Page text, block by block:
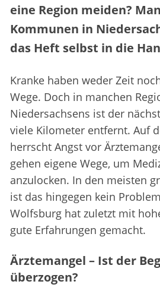
eine Region meiden?
Kommunen in
das Heft selbst in die
Kranke haben weder Zeit
Wege. Doch in manchen
Niedersachsens ist der
viele Kilometer entfernt. Auf
herrscht Angst vor
gehen eigene Wege, um
anzulocken. In den meisten
ist das hingegen kein
Wolfsburg hat zuletzt mit
gute Erfahrungen gemacht.
Ärztemangel – Ist der
überzogen?